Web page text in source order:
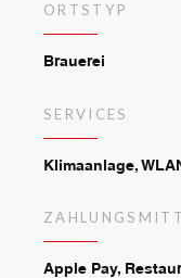
ORTSTYP
Brauerei
SERVICES
Klimaanlage,
Apple Pay,